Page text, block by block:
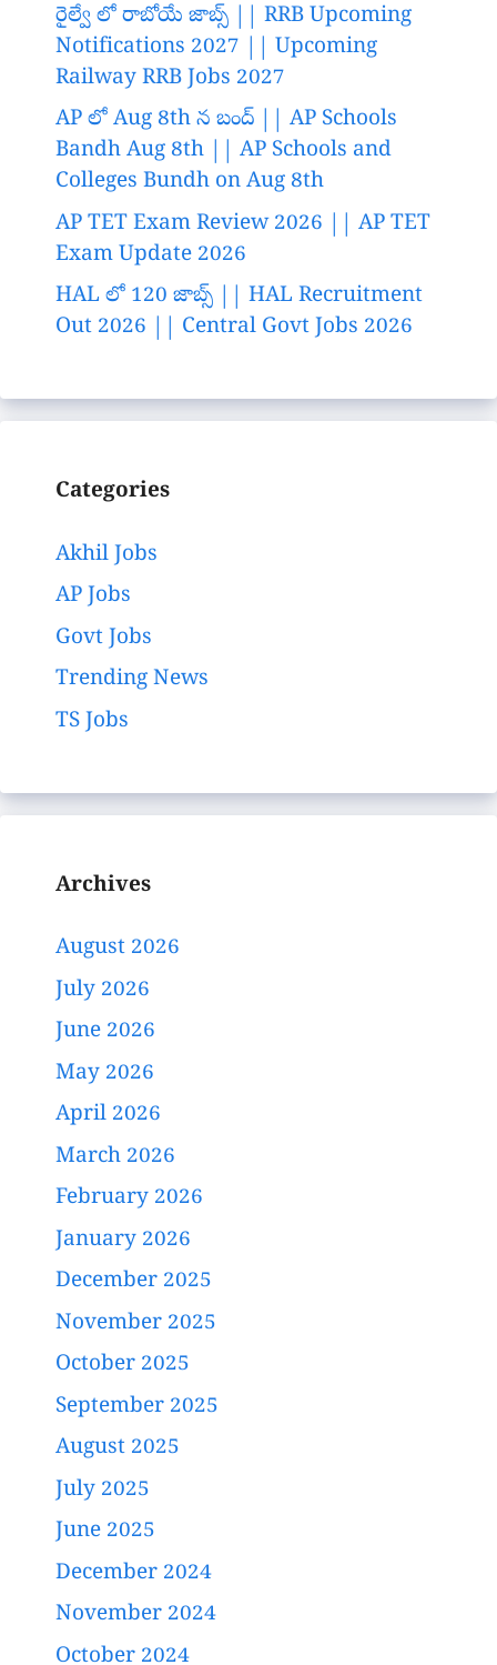
రైల్వే లో రాబోయే జాబ్స్ || RRB Upcoming
Notifications 2027 || Upcoming
Railway RRB Jobs 2027
AP లో Aug 8th న బంద్ || AP Schools
Bandh Aug 8th || AP Schools and
Colleges Bundh on Aug 8th
AP TET Exam Review 2026 || AP TET
Exam Update 2026
HAL లో 120 జాబ్స్ || HAL Recruitment
Out 2026 || Central Govt Jobs 2026
Categories
Akhil Jobs
AP Jobs
Govt Jobs
Trending News
TS Jobs
Archives
August 2026
July 2026
June 2026
May 2026
April 2026
March 2026
February 2026
January 2026
December 2025
November 2025
October 2025
September 2025
August 2025
July 2025
June 2025
December 2024
November 2024
October 2024